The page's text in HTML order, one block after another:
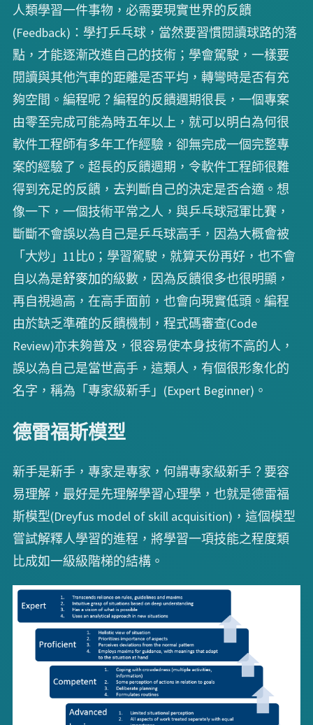
人類學習一件事物，必需要現實世界的反饋
(Feedback)：學打乒乓球，當然要習慣閱讀球路的落
點，才能逐漸改進自己的技術；學會駕駛，一樣要
閱讀與其他汽車的距離是否平均，轉彎時是否有充
夠空間。編程呢？編程的反饋週期很長，一個專案
由零至完成可能為時五年以上，就可以明白為何很
軟件工程師有多年工作經驗，卻無完成一個完整專
案的經驗了。超長的反饋週期，令軟件工程師很難
得到充足的反饋，去判斷自己的決定是否合適。想
像一下，一個技術平常之人，與乒乓球冠軍比賽，
斷斷不會誤以為自己是乒乓球高手，因為大概會被
「大炒」11比0；學習駕駛，就算天份再好，也不會
自以為是舒麥加的級數，因為反饋很多也很明顯，
再自視過高，在高手面前，也會向現實低頭。編程
由於缺乏準確的反饋機制，程式碼審查(Code
Review)亦未夠普及，很容易使本身技術不高的人，
誤以為自己是當世高手，這類人，有個很形象化的
名字，稱為「專家級新手」(Expert Beginner)。
德雷福斯模型
新手是新手，專家是專家，何謂專家級新手？要容
易理解，最好是先理解學習心理學，也就是德雷福
斯模型(Dreyfus model of skill acquisition)，這個模型
嘗試解釋人學習的進程，將學習一項技能之程度類
比成如一級級階梯的結構。